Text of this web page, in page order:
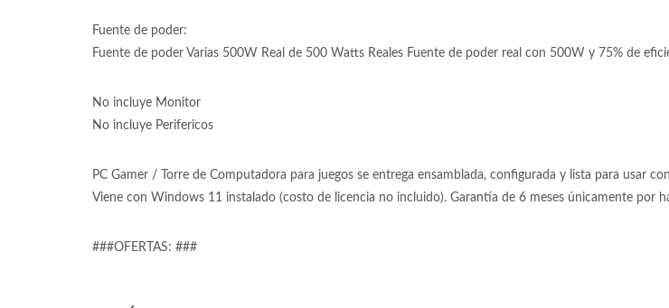
Fuente de poder:
Fuente de poder Varias 500W Real de 500 Watts Reales Fuente de poder real con 500W y 75% de
No incluye Monitor
No incluye Perifericos
PC Gamer / Torre de Computadora para juegos se entrega ensamblada, configurada y lista para usar
Viene con Windows 11 instalado (costo de licencia no incluido). Garantía de 6 meses únicamente por
###OFERTAS: ###